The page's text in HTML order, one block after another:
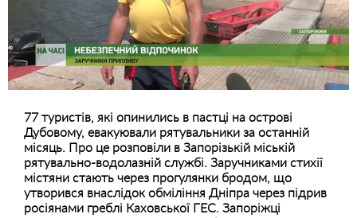
77 туристів, які опинились в пастці на острові
Дубовому, евакуювали рятувальники за останній
місяць. Про це розповіли в Запорізькій міській
рятувально-водолазній службі. Заручниками стихії
містяни стають через прогулянки бродом, що
утворився внаслідок обміління Дніпра через підрив
росіянами греблі Каховської ГЕС. Запоріжці